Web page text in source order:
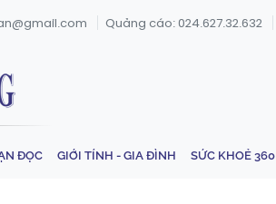
Quảng cáo: 024.627.32.632
ĐỌC GIỚI TÍNH - GIA ĐÌNH SỨC KHOẺ 360